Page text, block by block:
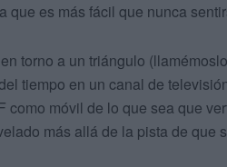
que es más fácil que nunca
torno a un triángulo
tiempo en un canal de
como móvil de lo que sea que
más allá de la pista de que